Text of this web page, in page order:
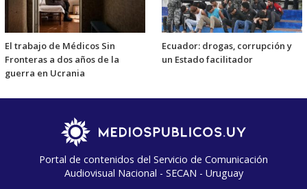
El trabajo de Médicos Sin
Fronteras a dos años de la
guerra en Ucrania
Ecuador: drogas, corrupción y
un Estado facilitador
Portal de contenidos del Servicio de Comunicación
Audiovisual Nacional - SECAN - Uruguay